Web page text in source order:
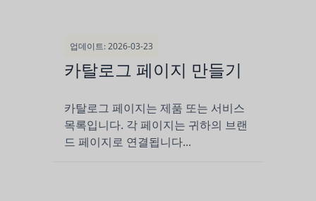
업데이트: 2026-03-23
카탈로그 페이지 만들기
카탈로그 페이지는 제품 또는 서비스
목록입니다. 각 페이지는 귀하의 브랜
드 페이지로 연결됩니다...